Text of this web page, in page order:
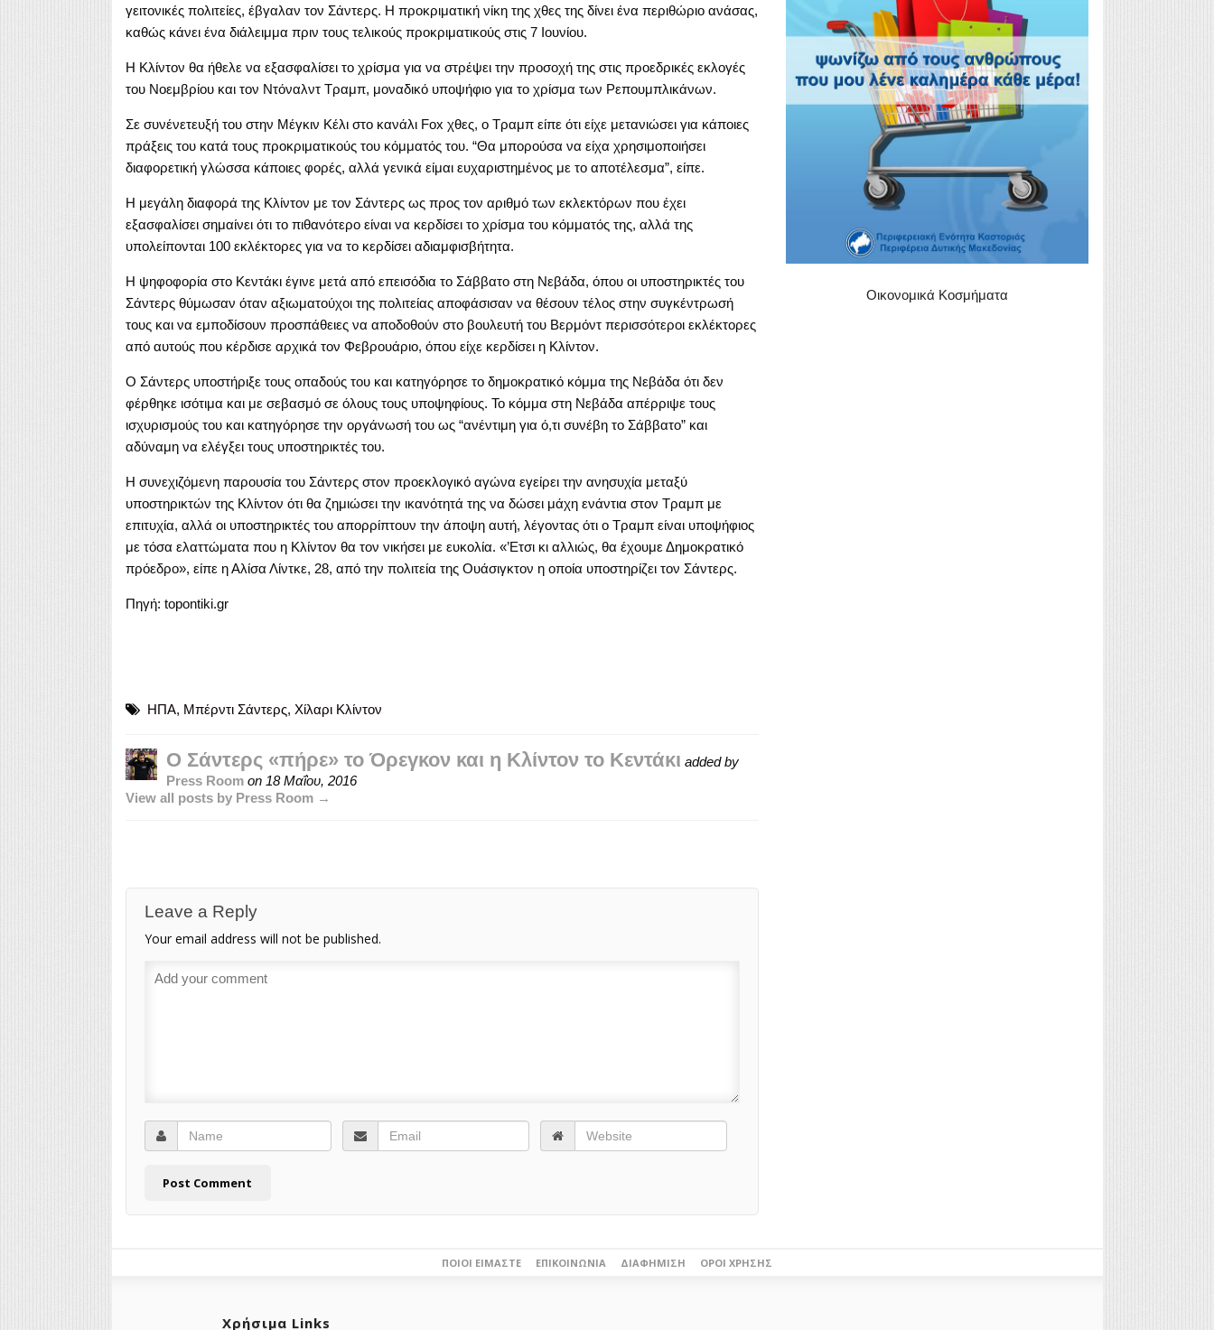
γειτονικές πολιτείες, έβγαλαν τον Σάντερς. Η προκριματική νίκη της χθες της δίνει ένα περιθώριο ανάσας,
καθώς κάνει ένα διάλειμμα πριν τους τελικούς προκριματικούς στις 7 Ιουνίου.
Η Κλίντον θα ήθελε να εξασφαλίσει το χρίσμα για να στρέψει την προσοχή της στις προεδρικές εκλογές
του Νοεμβρίου και τον Ντόναλντ Τραμπ, μοναδικό υποψήφιο για το χρίσμα των Ρεπουμπλικάνων.
Σε συνένετευξή του στην Μέγκιν Κέλι στο κανάλι Fox χθες, ο Τραμπ είπε ότι είχε μετανιώσει για κάποιες
πράξεις του κατά τους προκριματικούς του κόμματός του. “Θα μπορούσα να είχα χρησιμοποιήσει
διαφορετική γλώσσα κάποιες φορές, αλλά γενικά είμαι ευχαριστημένος με το αποτέλεσμα”, είπε.
Η μεγάλη διαφορά της Κλίντον με τον Σάντερς ως προς τον αριθμό των εκλεκτόρων που έχει
εξασφαλίσει σημαίνει ότι το πιθανότερο είναι να κερδίσει το χρίσμα του κόμματός της, αλλά της
υπολείπονται 100 εκλέκτορες για να το κερδίσει αδιαμφισβήτητα.
Η ψηφοφορία στο Κεντάκι έγινε μετά από επεισόδια το Σάββατο στη Νεβάδα, όπου οι υποστηρικτές του
Σάντερς θύμωσαν όταν αξιωματούχοι της πολιτείας αποφάσισαν να θέσουν τέλος στην συγκέντρωσή
τους και να εμποδίσουν προσπάθειες να αποδοθούν στο βουλευτή του Βερμόντ περισσότεροι εκλέκτορες
από αυτούς που κέρδισε αρχικά τον Φεβρουάριο, όπου είχε κερδίσει η Κλίντον.
Ο Σάντερς υποστήριξε τους οπαδούς του και κατηγόρησε το δημοκρατικό κόμμα της Νεβάδα ότι δεν
φέρθηκε ισότιμα και με σεβασμό σε όλους τους υποψηφίους. Το κόμμα στη Νεβάδα απέρριψε τους
ισχυρισμούς του και κατηγόρησε την οργάνωσή του ως “ανέντιμη για ό,τι συνέβη το Σάββατο” και
αδύναμη να ελέγξει τους υποστηρικτές του.
Η συνεχιζόμενη παρουσία του Σάντερς στον προεκλογικό αγώνα εγείρει την ανησυχία μεταξύ
υποστηρικτών της Κλίντον ότι θα ζημιώσει την ικανότητά της να δώσει μάχη ενάντια στον Τραμπ με
επιτυχία, αλλά οι υποστηρικτές του απορρίπτουν την άποψη αυτή, λέγοντας ότι ο Τραμπ είναι υποψήφιος
με τόσα ελαττώματα που η Κλίντον θα τον νικήσει με ευκολία. «’Ετσι κι αλλιώς, θα έχουμε Δημοκρατικό
πρόεδρο», είπε η Αλίσα Λίντκε, 28, από την πολιτεία της Ουάσιγκτον η οποία υποστηρίζει τον Σάντερς.
Πηγή: topontiki.gr
ΗΠΑ, Μπέρντι Σάντερς, Χίλαρι Κλίντον
Ο Σάντερς «πήρε» το Όρεγκον και η Κλίντον το Κεντάκι added by
Press Roomon 18 Μαΐου, 2016
View all posts by Press Room →
Leave a Reply
Your email address will not be published.
Οικονομικά Κοσμήματα
ΠΟΙΟΙ ΕΊΜΑΣΤΕ ΕΠΙΚΟΙΝΩΝΊΑ ΔΙΑΦΉΜΙΣΗ ΌΡΟΙ ΧΡΉΣΗΣ
Χρήσιμα Links